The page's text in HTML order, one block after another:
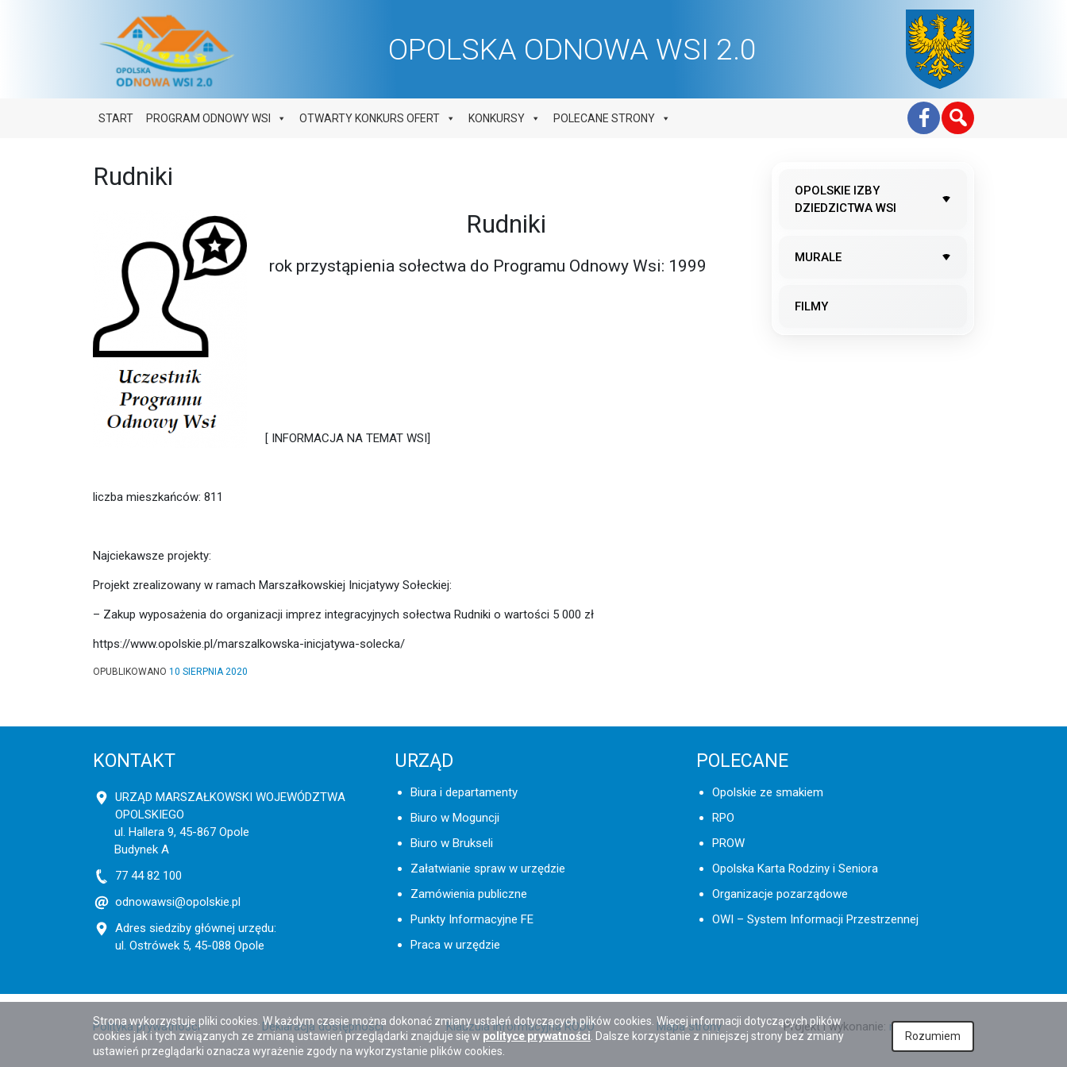
Main Navigation OPOLSKA ODNOWA WSI 2.0
START PROGRAM ODNOWY WSI OTWARTY KONKURS OFERT KONKURSY POLECANE STRONY
Rudniki
Rudniki
rok przystąpienia sołectwa do Programu Odnowy Wsi: 1999
[ INFORMACJA NA TEMAT WSI]
liczba mieszkańców: 811
Najciekawsze projekty:
Projekt zrealizowany w ramach Marszałkowskiej Inicjatywy Sołeckiej:
– Zakup wyposażenia do organizacji imprez integracyjnych sołectwa Rudniki o wartości 5 000 zł
https://www.opolskie.pl/marszalkowska-inicjatywa-solecka/
OPUBLIKOWANO 10 SIERPNIA 2020
OPOLSKIE IZBY
DZIEDZICTWA WSI
MURALE
FILMY
KONTAKT
URZĄD MARSZAŁKOWSKI WOJEWÓDZTWA
OPOLSKIEGO
ul. Hallera 9, 45-867 Opole
Budynek A
77 44 82 100
odnowawsi@opolskie.pl
Adres siedziby głównej urzędu:
ul. Ostrówek 5, 45-088 Opole
URZĄD
Biura i departamenty
Biuro w Moguncji
Biuro w Brukseli
Załatwianie spraw w urzędzie
Zamówienia publiczne
Punkty Informacyjne FE
Praca w urzędzie
POLECANE
Opolskie ze smakiem
RPO
PROW
Opolska Karta Rodziny i Seniora
Organizacje pozarządowe
OWI – System Informacji Przestrzennej
Polityka prywatności Deklaracja dostępności Klauzula informacyjna RODO Mapa strony Projekt i wykonanie: netkoncept.com
Strona wykorzystuje pliki cookies. W każdym czasie można dokonać zmiany ustaleń dotyczących plików cookies. Więcej informacji dotyczących plików
cookies jak i tych związanych ze zmianą ustawień przeglądarki znajduje się w polityce prywatności . Dalsze korzystanie z niniejszej strony bez zmiany
ustawień przeglądarki oznacza wyrażenie zgody na wykorzystanie plików cookies.
Rozumiem